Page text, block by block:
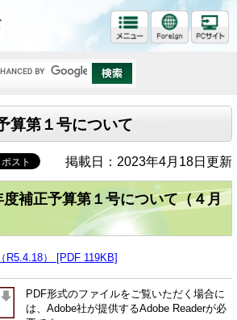
算第１号について
掲載日：2023年4月18日更新
補正予算第１号について（４月
R5.4.18） [PDF 119KB]
PDF形式のファイルをご覧いただく場合に
は、Adobe社が提供するAdobe Readerが必